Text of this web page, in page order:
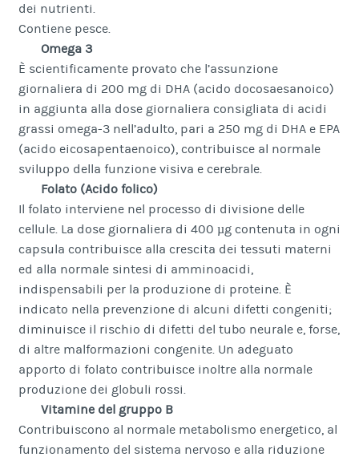
dei nutrienti.
Contiene pesce.
Omega 3
È scientificamente provato che l’assunzione
giornaliera di 200 mg di DHA (acido docosaesanoico)
in aggiunta alla dose giornaliera consigliata di acidi
grassi omega-3 nell’adulto, pari a 250 mg di DHA e EPA
(acido eicosapentaenoico), contribuisce al normale
sviluppo della funzione visiva e cerebrale.
Folato (Acido folico)
Il folato interviene nel processo di divisione delle
cellule. La dose giornaliera di 400 µg contenuta in ogni
capsula contribuisce alla crescita dei tessuti materni
ed alla normale sintesi di amminoacidi,
indispensabili per la produzione di proteine. È
indicato nella prevenzione di alcuni difetti congeniti;
diminuisce il rischio di difetti del tubo neurale e, forse,
di altre malformazioni congenite. Un adeguato
apporto di folato contribuisce inoltre alla normale
produzione dei globuli rossi.
Vitamine del gruppo B
Contribuiscono al normale metabolismo energetico, al
funzionamento del sistema nervoso e alla riduzione